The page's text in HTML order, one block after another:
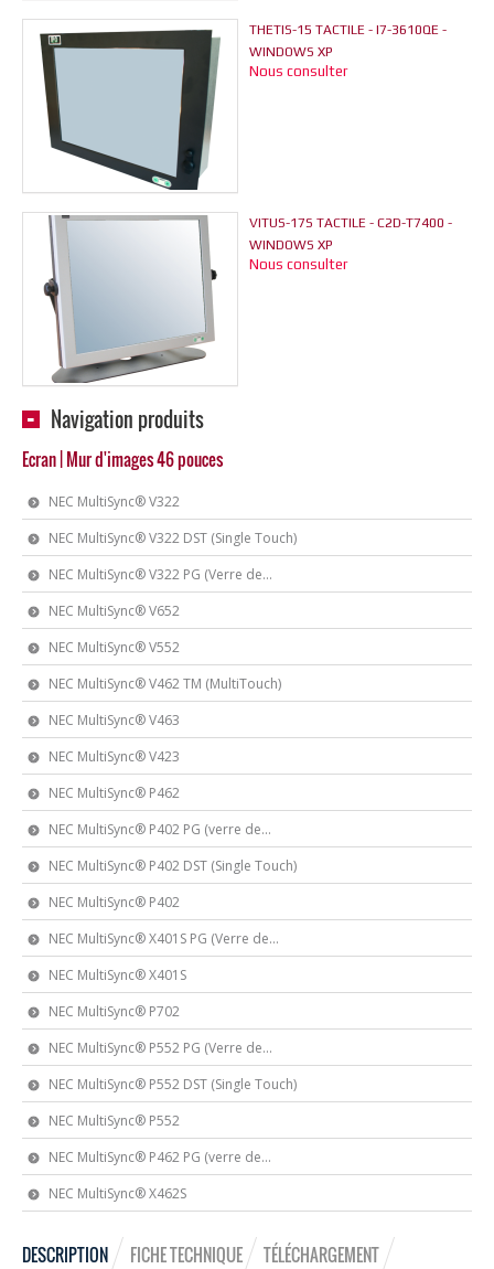
THETIS-15 TACTILE - I7-3610QE -
WINDOWS XP
Nous consulter
VITUS-17S TACTILE - C2D-T7400 -
WINDOWS XP
Nous consulter
Navigation produits
Ecran | Mur d'images 46 pouces
NEC MultiSync® V322
NEC MultiSync® V322 DST (Single Touch)
NEC MultiSync® V322 PG (Verre de...
NEC MultiSync® V652
NEC MultiSync® V552
NEC MultiSync® V462 TM (MultiTouch)
NEC MultiSync® V463
NEC MultiSync® V423
NEC MultiSync® P462
NEC MultiSync® P402 PG (verre de...
NEC MultiSync® P402 DST (Single Touch)
NEC MultiSync® P402
NEC MultiSync® X401S PG (Verre de...
NEC MultiSync® X401S
NEC MultiSync® P702
NEC MultiSync® P552 PG (Verre de...
NEC MultiSync® P552 DST (Single Touch)
NEC MultiSync® P552
NEC MultiSync® P462 PG (verre de...
NEC MultiSync® X462S
DESCRIPTION FICHE TECHNIQUE TÉLÉCHARGEMENT